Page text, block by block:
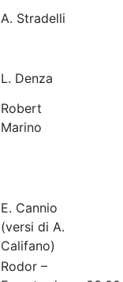
A. Stradelli
L. Denza
Robert
Marino
E. Cannio
(versi di A.
Califano)
Rodor –